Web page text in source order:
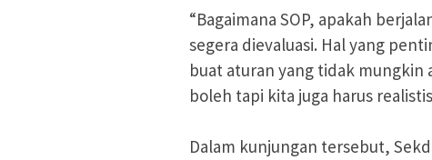
“Bagaimana SOP, apakah
segera dievaluasi. Hal yang
buat aturan yang tidak mungkin
boleh tapi kita juga harus
Dalam kunjungan tersebut,